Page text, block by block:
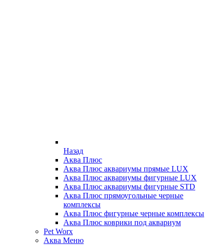
Назад
Аква Плюс
Аква Плюс аквариумы прямые LUX
Аква Плюс аквариумы фигурные LUX
Аква Плюс аквариумы фигурные STD
Аква Плюс прямоугольные черные
комплексы
Аква Плюс фигурные черные комплексы
Аква Плюс коврики под аквариум
Pet Worx
Аква Меню